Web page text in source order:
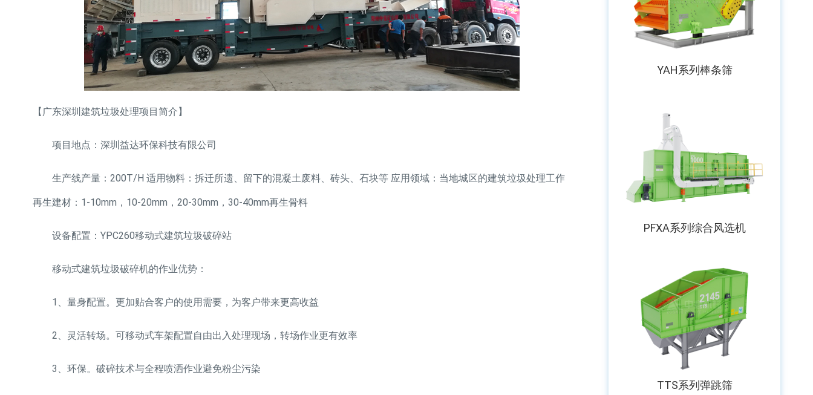
【广东深圳建筑垃圾处理项目简介】
项目地点：深圳益达环保科技有限公司
生产线产量：200T/H 适用物料：拆迁所遗、留下的混凝土废料、砖头、石块等 应用领域：当地城区的建筑垃圾处理工作
再生建材：1-10mm，10-20mm，20-30mm，30-40mm再生骨料
设备配置：YPC260移动式建筑垃圾破碎站
移动式建筑垃圾破碎机的作业优势：
1、量身配置。更加贴合客户的使用需要，为客户带来更高收益
2、灵活转场。可移动式车架配置自由出入处理现场，转场作业更有效率
3、环保。破碎技术与全程喷洒作业避免粉尘污染
YAH系列棒条筛
PFXA系列综合风选机
TTS系列弹跳筛